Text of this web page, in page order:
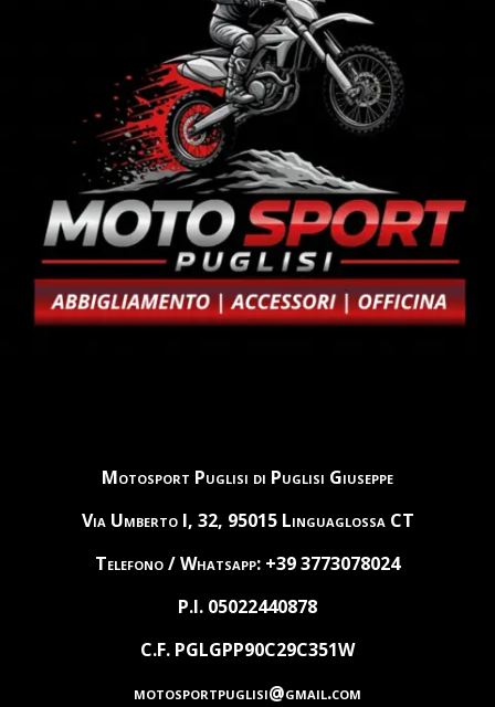
Motosport Puglisi di Puglisi Giuseppe
Via Umberto I, 32, 95015 Linguaglossa CT
Telefono / Whatsapp: +39 3773078024
P.I. 05022440878
C.F. PGLGPP90C29C351W
motosportpuglisi@gmail.com